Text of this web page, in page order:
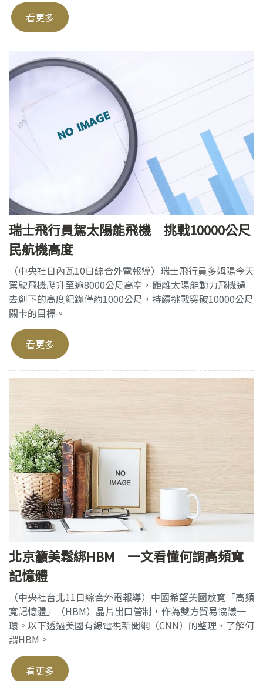
看更多
瑞士飛行員駕太陽能飛機 挑戰10000公尺
民航機高度
（中央社日內瓦10日綜合外電報導）瑞士飛行員多姆陽今天
駕駛飛機爬升至逾8000公尺高空，距離太陽能動力飛機過
去創下的高度紀錄僅約1000公尺，持續挑戰突破10000公尺
關卡的目標。
看更多
北京籲美鬆綁HBM 一文看懂何謂高頻寬
記憶體
（中央社台北11日綜合外電報導）中國希望美國放寬「高頻
寬記憶體」（HBM）晶片出口管制，作為雙方貿易協議一
環。以下透過美國有線電視新聞網（CNN）的整理，了解何
謂HBM。
看更多